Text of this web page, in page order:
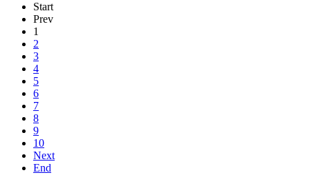
Start
Prev
1
2
3
4
5
6
7
8
9
10
Next
End